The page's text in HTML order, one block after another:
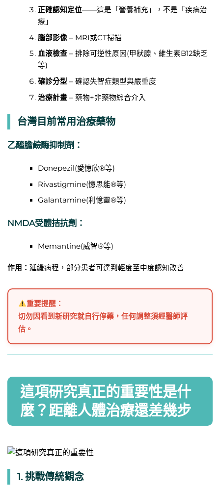
正確認知定位——這是「營養補充」，不是「疾病治
療」
腦部影像– MRI或CT掃描
血液檢查– 排除可逆性原因(甲狀腺、維生素B12缺乏
等)
確診分型– 確認失智症類型與嚴重度
治療計畫– 藥物+非藥物綜合介入
台灣目前常用治療藥物
乙醯膽鹼酶抑制劑：
Donepezil(愛憶欣®等)
Rivastigmine(憶思能®等)
Galantamine(利憶靈®等)
NMDA受體拮抗劑：
Memantine(威智®等)
作用： 延緩病程，部分患者可達到輕度至中度認知改善
重要提醒：
切勿因看到新研究就自行停藥，任何調整須經醫師評
估。
這項研究真正的重要性是什
麼？距離人體治療還差幾步
1. 挑戰傳統觀念